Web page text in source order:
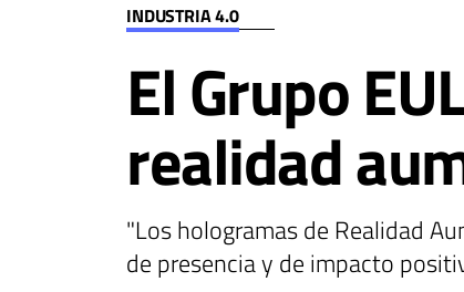
INDUSTRIA 4.0
El Grupo
realidad
"Los hologramas de Realidad
de presencia y de impacto